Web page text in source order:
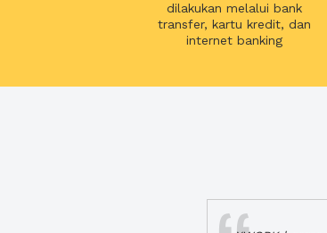
dilakukan melalui bank
transfer, kartu kredit, dan
internet banking